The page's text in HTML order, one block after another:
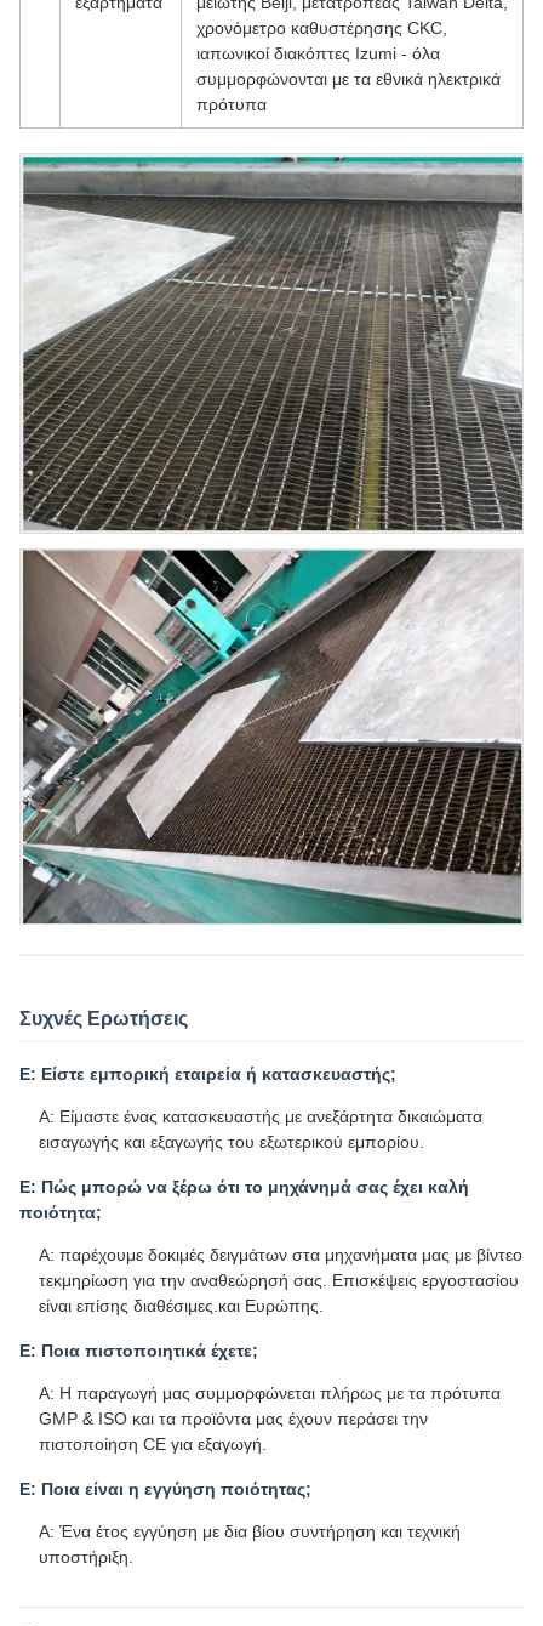
χρονόμετρο καθυστέρησης CKC,
ιαπωνικοί διακόπτες Izumi - όλα
συμμορφώνονται με τα εθνικά ηλεκτρικά
πρότυπα
Συχνές Ερωτήσεις
Ε: Είστε εμπορική εταιρεία ή κατασκευαστής;
Α: Είμαστε ένας κατασκευαστής με ανεξάρτητα δικαιώματα
εισαγωγής και εξαγωγής του εξωτερικού εμπορίου.
Ε: Πώς μπορώ να ξέρω ότι το μηχάνημά σας έχει καλή
ποιότητα;
Α: παρέχουμε δοκιμές δειγμάτων στα μηχανήματα μας με βίντεο
τεκμηρίωση για την αναθεώρησή σας. Επισκέψεις εργοστασίου
είναι επίσης διαθέσιμες.και Ευρώπης.
Ε: Ποια πιστοποιητικά έχετε;
Α: Η παραγωγή μας συμμορφώνεται πλήρως με τα πρότυπα
GMP & ISO και τα προϊόντα μας έχουν περάσει την
πιστοποίηση CE για εξαγωγή.
Ε: Ποια είναι η εγγύηση ποιότητας;
Α: Ένα έτος εγγύηση με δια βίου συντήρηση και τεχνική
υποστήριξη.